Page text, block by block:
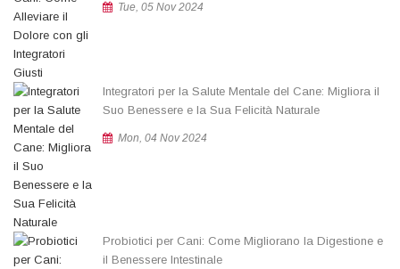
Tue, 05 Nov 2024
Integratori per la Salute Mentale del Cane: Migliora il
Suo Benessere e la Sua Felicità Naturale
Mon, 04 Nov 2024
Probiotici per Cani: Come Migliorano la Digestione e
il Benessere Intestinale